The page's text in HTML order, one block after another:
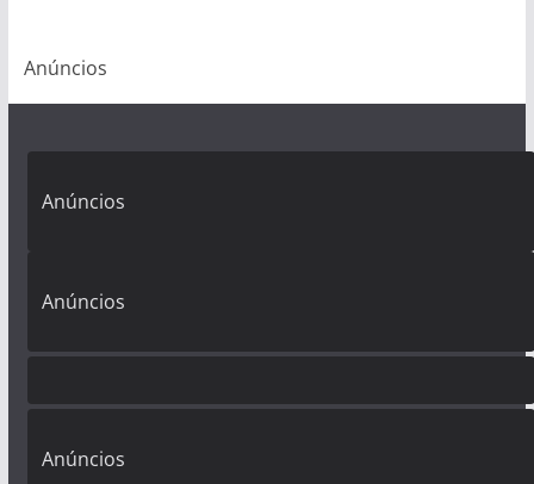
Anúncios
Anúncios
Anúncios
Anúncios